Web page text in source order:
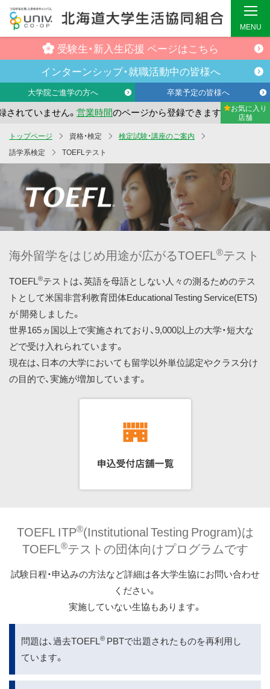
ン
ン
受験生・新入生応援 ページはこちら
インターンシップ・就職活動中の皆様へ
大学院ご進学の方へ 卒業予定の皆様へ
いません。営業時間のページから登録できます。 まだお
お気に入り
店舗
MENU
トップページ 資格・検定
検定試験・講座のご案内
語学系検定
TOEFLテスト
海外留学をはじめ用途が広がるTOEFL®テスト
TOEFL®テストは、英語を母語としない人々の測るためのテス
トとして米国非営利教育団体Educational Testing Service(ETS)
が 開発しました。
世界165ヵ国以上で実施されており、9,000以上の大学・短大な
どで受け入れられています。
現在は、日本の大学においても留学以外単位認定やクラス分け
の目的で、実施が増加しています。
TOEFL ITP®(Institutional Testing Program)は
TOEFL®テストの団体向けプログラムです
試験日程・申込みの方法など詳細は各大学生協にお問い合わせ
ください。
実施していない生協もあります。
問題は、過去TOEFL® PBTで出題されたものを再利用し
ています。